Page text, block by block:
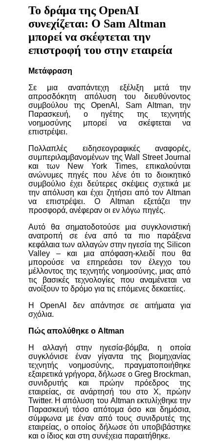
Το δράμα της OpenAI
συνεχίζεται: Ο Sam Altman
μπορεί να σκέφτεται την
επιστροφή του στην εταιρεία
Μετάφραση
Σε μια αναπάντεχη εξέλιξη μετά την
απροσδόκητη απόλυση του διευθύνοντος
συμβούλου της OpenAI, Sam Altman, την
Παρασκευή, ο ηγέτης της τεχνητής
νοημοσύνης μπορεί να σκέφτεται να
επιστρέψει.
Πολλαπλές ειδησεογραφικές αναφορές,
συμπεριλαμβανομένων της Wall Street Journal
και των New York Times, επικαλούνται
ανώνυμες πηγές που λένε ότι το διοικητικό
συμβούλιο έχει δεύτερες σκέψεις σχετικά με
την απόλυση και έχει ζητήσει από τον Altman
να επιστρέψει. Ο Altman εξετάζει την
προσφορά, ανέφεραν οι εν λόγω πηγές.
Αυτό θα σηματοδοτούσε μια συγκλονιστική
ανατροπή σε ένα από τα πιο παράξενα
κεφάλαια των αλλαγών στην ηγεσία της Silicon
Valley – και μια απόφαση-κλειδί που θα
μπορούσε να επηρεάσει τον έλεγχο του
μέλλοντος της τεχνητής νοημοσύνης, μιας από
τις βασικές τεχνολογίες που αναμένεται να
ανοίξουν το δρόμο για τις επόμενες δεκαετίες.
Η OpenAI δεν απάντησε σε αιτήματα για
σχόλια.
Πώς απολύθηκε ο Altman
Η αλλαγή στην ηγεσία-βόμβα, η οποία
συγκλόνισε έναν γίγαντα της βιομηχανίας
τεχνητής νοημοσύνης, πραγματοποιήθηκε
εξαιρετικά γρήγορα, δήλωσε ο Greg Brockman,
συνιδρυτής και πρώην πρόεδρος της
εταιρείας, σε ανάρτησή του στο X, πρώην
Twitter. Η απόλυση του Altman εκτυλίχθηκε την
Παρασκευή τόσο απότομα όσο και δημόσια,
σύμφωνα με έναν από τους συνιδρυτές της
εταιρείας, ο οποίος δήλωσε ότι υποβιβάστηκε
και ο ίδιος και στη συνέχεια παραιτήθηκε.